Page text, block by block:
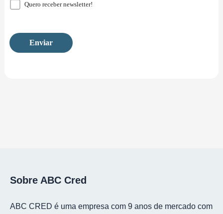
Quero receber newsletter!
Sobre ABC Cred
ABC CRED é uma empresa com 9 anos de mercado com